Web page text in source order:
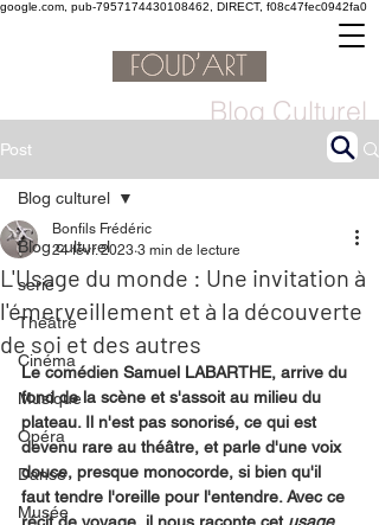
google.com, pub-7957174430108462, DIRECT, f08c47fec0942fa0
Blog Culturel
Post
Blog culturel
serie
Théâtre
Cinéma
Musique
Opéra
Danse
Musée
Blog culturel
L'Usage du monde : Une invitation à
l'émerveillement et à la découverte
de soi et des autres
Bonfils Frédéric
24 févr. 2023 3 min de lecture
Le comédien Samuel LABARTHE, arrive du
fond de la scène et s'assoit au milieu du
plateau. Il n'est pas sonorisé, ce qui est
devenu rare au théâtre, et parle d'une voix
douce, presque monocorde, si bien qu'il
faut tendre l'oreille pour l'entendre. Avec ce